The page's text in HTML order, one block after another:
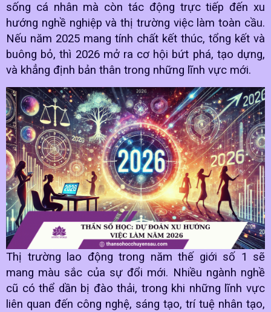
sống cá nhân mà còn tác động trực tiếp đến xu
hướng nghề nghiệp và thị trường việc làm toàn cầu.
Nếu năm 2025 mang tính chất kết thúc, tổng kết và
buông bỏ, thì 2026 mở ra cơ hội bứt phá, tạo dựng,
và khẳng định bản thân trong những lĩnh vực mới.
Thị trường lao động trong năm thế giới số 1 sẽ
mang màu sắc của sự đổi mới. Nhiều ngành nghề
cũ có thể dần bị đào thải, trong khi những lĩnh vực
liên quan đến công nghệ, sáng tạo, trí tuệ nhân tạo,